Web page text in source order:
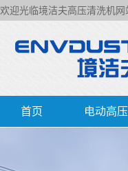
欢迎光临境洁夫高压清洗机
首页 电动高